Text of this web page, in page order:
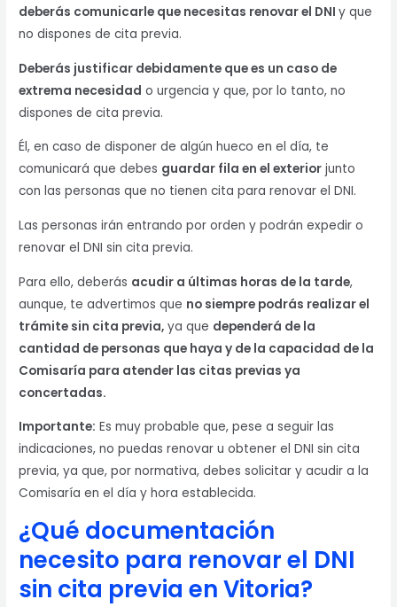
deberás comunicarle que necesitas renovar el DNIy que
no dispones de cita previa.
Deberás justificar debidamente que es un caso de
extrema necesidad o urgencia y que, por lo tanto, no
dispones de cita previa.
Él, en caso de disponer de algún hueco en el día, te
comunicará que debes guardar fila en el exterior junto
con las personas que no tienen cita para renovar el DNI.
Las personas irán entrando por orden y podrán expedir o
renovar el DNI sin cita previa.
Para ello, deberás acudir a últimas horas de la tarde,
aunque, te advertimos que no siempre podrás realizar el
trámite sin cita previa, ya que dependerá de la
cantidad de personas que haya y de la capacidad de la
Comisaría para atender las citas previas ya
concertadas.
Importante: Es muy probable que, pese a seguir las
indicaciones, no puedas renovar u obtener el DNI sin cita
previa, ya que, por normativa, debes solicitar y acudir a la
Comisaría en el día y hora establecida.
¿Qué documentación
necesito para renovar el DNI
sin cita previa en Vitoria?